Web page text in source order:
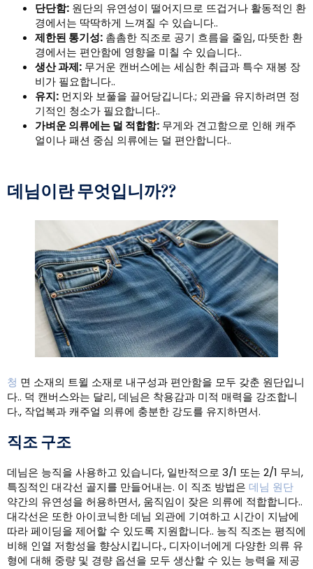
단단함: 원단의 유연성이 떨어지므로 뜨겁거나 활동적인 환
경에서는 딱딱하게 느껴질 수 있습니다..
제한된 통기성: 촘촘한 직조로 공기 흐름을 줄임, 따뜻한 환
경에서는 편안함에 영향을 미칠 수 있습니다..
생산 과제: 무거운 캔버스에는 세심한 취급과 특수 재봉 장
비가 필요합니다..
유지: 먼지와 보풀을 끌어당깁니다.; 외관을 유지하려면 정
기적인 청소가 필요합니다..
가벼운 의류에는 덜 적합함: 무게와 견고함으로 인해 캐주
얼이나 패션 중심 의류에는 덜 편안합니다..
데님이란 무엇입니까??
청 면 소재의 트윌 소재로 내구성과 편안함을 모두 갖춘 원단입니
다.. 덕 캔버스와는 달리, 데님은 착용감과 미적 매력을 강조합니
다., 작업복과 캐주얼 의류에 충분한 강도를 유지하면서.
직조 구조
데님은 능직을 사용하고 있습니다, 일반적으로 3/1 또는 2/1 무늬,
특징적인 대각선 골지를 만들어내는. 이 직조 방법은 데님 원단
약간의 유연성을 허용하면서, 움직임이 잦은 의류에 적합합니다..
대각선은 또한 아이코닉한 데님 외관에 기여하고 시간이 지남에
따라 페이딩을 제어할 수 있도록 지원합니다.. 능직 직조는 평직에
비해 인열 저항성을 향상시킵니다., 디자이너에게 다양한 의류 유
형에 대해 중량 및 경량 옵션을 모두 생산할 수 있는 능력을 제공